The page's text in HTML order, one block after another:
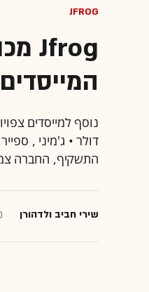
JFrog
המייסדים
התשקיף, החברה צמחה ב-2019 ב-65% להכנסות שנתיות
שירי חביב ולדהורן